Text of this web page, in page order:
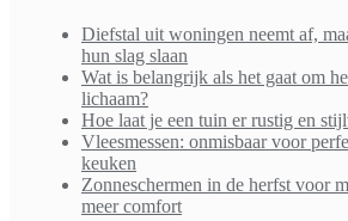
Diefstal uit woningen neemt af,
hun slag slaan
Wat is belangrijk als het gaat om
lichaam?
Hoe laat je een tuin er rustig en
Vleesmessen: onmisbaar voor
keuken
Zonneschermen in de herfst voor
meer comfort